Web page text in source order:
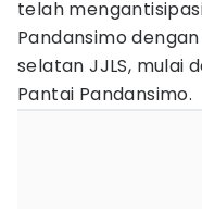
telah
Pandansimo
selatan JJLS, mulai
Pantai Pandansimo.